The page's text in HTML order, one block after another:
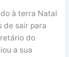
à terra Natal
de sair para
do
a sua